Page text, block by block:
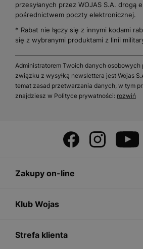
przesyłanych przez WOJAS S.A. drogą
pośrednictwem poczty elektronicznej.
* Rabat nie łączy się z innymi kodami
się z wybranymi produktami z linii
Administratorem Twoich danych
związku z wysyłką newslettera jest Wojas
temat zasad przetwarzania danych, w tym
znajdziesz w Polityce prywatności: rozwiń
Zakupy on-line
Klub Wojas
Strefa klienta